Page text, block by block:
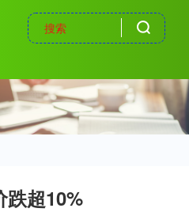
跌超10%